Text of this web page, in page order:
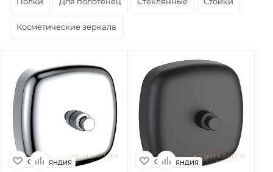
Косметические зеркала
Финляндия Финляндия